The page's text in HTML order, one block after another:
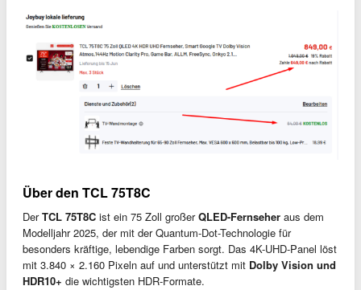
Über den TCL 75T8C
DerTCL 75T8C ist ein 75 Zoll großerQLED-Fernseher aus dem
Modelljahr 2025, der mit der Quantum-Dot-Technologie für
besonders kräftige, lebendige Farben sorgt. Das 4K-UHD-Panel löst
mit 3.840 × 2.160 Pixeln auf und unterstützt mit Dolby Vision und
HDR10+ die wichtigsten HDR-Formate.